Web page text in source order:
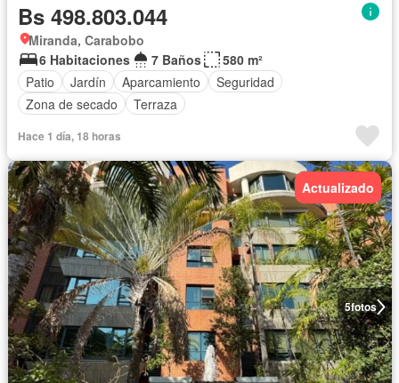
Bs 498.803.044
Miranda, Carabobo
6 Habitaciones
7 Baños
580 m²
Patio
Jardín Aparcamiento
Seguridad
Zona de secado
Terraza
Hace 1 día, 18 horas
5fotos
Actualizado